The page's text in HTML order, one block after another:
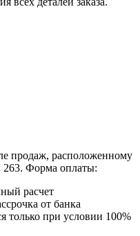
продаж, расположенному
263. Форма оплаты:
расчет
от банка
только при условии 100%